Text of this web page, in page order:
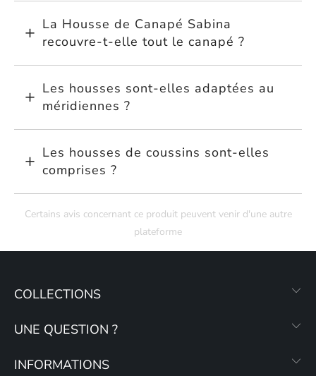
La Housse de Canapé Sabina
recouvre-t-elle tout le canapé ?
Les housses sont-elles adaptées au
méridiennes ?
Les housses de coussins sont-elles
comprises ?
Certains avis concernant ce produit peuvent venir d'une autre
plateforme
COLLECTIONS
UNE QUESTION ?
INFORMATIONS